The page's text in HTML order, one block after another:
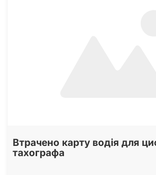
Втрачено карту водія для
тахографа